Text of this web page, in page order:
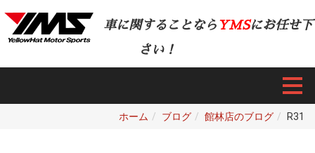
車に関することなら YMSにお任せ下
さい！
ホーム ブログ 館林店のブログ R31